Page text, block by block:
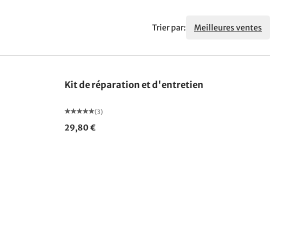
Trier par: Meilleures ventes
Kit de réparation et d'entretien
(3)
29,80 €